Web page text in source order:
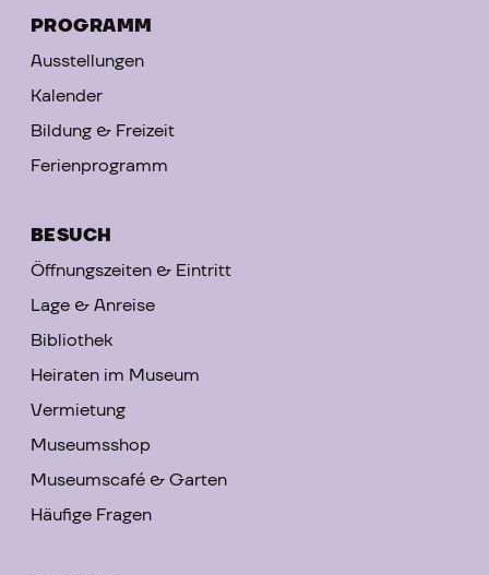
PROGRAMM
Ausstellungen
Kalender
Bildung & Freizeit
Ferienprogramm
BESUCH
Öffnungszeiten & Eintritt
Lage & Anreise
Bibliothek
Heiraten im Museum
Vermietung
Museumsshop
Museumscafé & Garten
Häufige Fragen